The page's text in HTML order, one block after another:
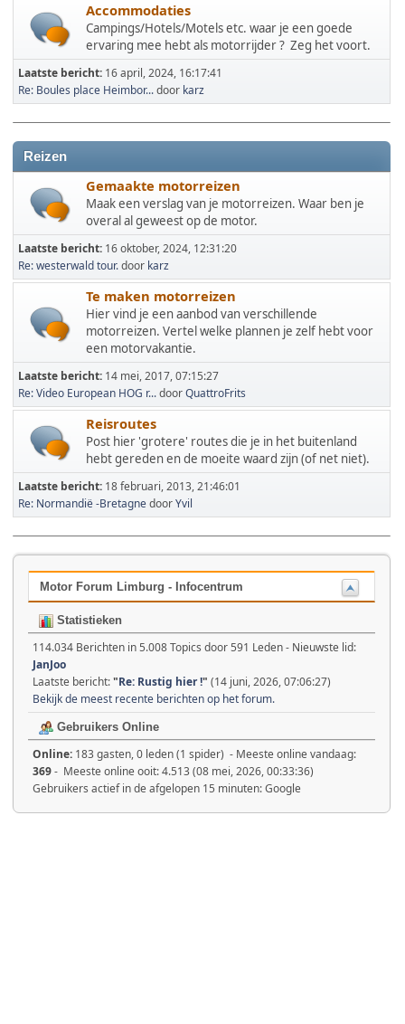
Accommodaties
Campings/Hotels/Motels etc. waar je een goede
ervaring mee hebt als motorrijder ? Zeg het voort.
Laatste bericht: 16 april, 2024, 16:17:41
Re: Boules place Heimbor...door karz
Reizen
Gemaakte motorreizen
Maak een verslag van je motorreizen. Waar ben je
overal al geweest op de motor.
Laatste bericht: 16 oktober, 2024, 12:31:20
Re: westerwald tour.door karz
Te maken motorreizen
Hier vind je een aanbod van verschillende
motorreizen. Vertel welke plannen je zelf hebt voor
een motorvakantie.
Laatste bericht: 14 mei, 2017, 07:15:27
Re: Video European HOG r...doorQuattroFrits
Reisroutes
Post hier 'grotere' routes die je in het buitenland
hebt gereden en de moeite waard zijn (of net niet).
Laatste bericht: 18 februari, 2013, 21:46:01
Re: Normandië -BretagnedoorYvil
Motor Forum Limburg - Infocentrum
Statistieken
114.034 Berichten in 5.008 Topics door 591 Leden - Nieuwste lid:
JanJoo
Laatste bericht:"Re: Rustig hier !" (14 juni, 2026, 07:06:27)
Bekijk de meest recente berichten op het forum.
Gebruikers Online
Online: 183 gasten, 0 leden (1 spider) - Meeste online vandaag:
369- Meeste online ooit: 4.513 (08 mei, 2026, 00:33:36)
Gebruikers actief in de afgelopen 15 minuten: Google